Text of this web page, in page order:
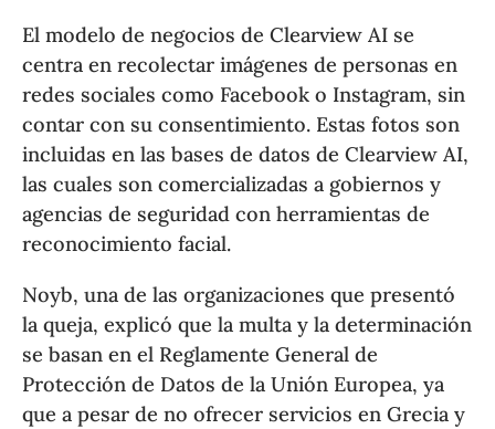
El modelo de negocios de Clearview AI se
centra en recolectar imágenes de personas en
redes sociales como Facebook o Instagram, sin
contar con su consentimiento. Estas fotos son
incluidas en las bases de datos de Clearview AI,
las cuales son comercializadas a gobiernos y
agencias de seguridad con herramientas de
reconocimiento facial.
Noyb, una de las organizaciones que presentó
la queja, explicó que la multa y la determinación
se basan en el Reglamente General de
Protección de Datos de la Unión Europea, ya
que a pesar de no ofrecer servicios en Grecia y